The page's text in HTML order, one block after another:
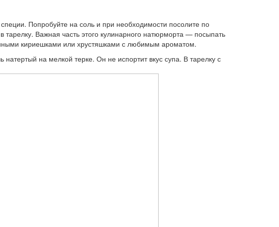
Попробуйте на соль и при необходимости посолите по
Важная часть этого кулинарного натюрморта — посыпать
кириешками или хрустяшками с любимым ароматом.
на мелкой терке. Он не испортит вкус супа. В тарелку с